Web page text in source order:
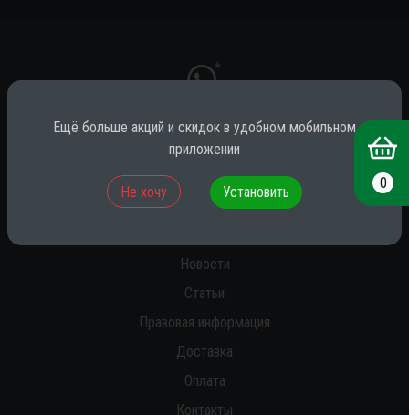
*
* принадлежит компании Meta (признана экстремистской на территории
Новости
Статьи
Правовая информация
Доставка
Оплата
Контакты
0
Ещё больше акций и скидок в удобном мобильном
приложении
Не хочу Установить